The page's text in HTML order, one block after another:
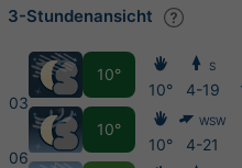
3-Stundenansicht
03
06
10°
10°
10°
10°
S
4-19
WSW
4-21